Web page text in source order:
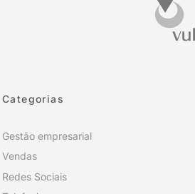
Categorias
Gestão empresarial
Vendas
Redes Sociais